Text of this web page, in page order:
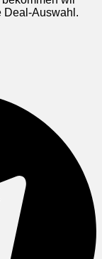
Deal-Auswahl.